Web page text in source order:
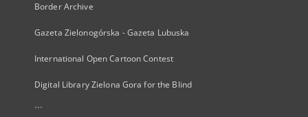
Border Archive
Gazeta Zielonogórska - Gazeta Lubuska
International Open Cartoon Contest
Digital Library Zielona Gora for the Blind
...